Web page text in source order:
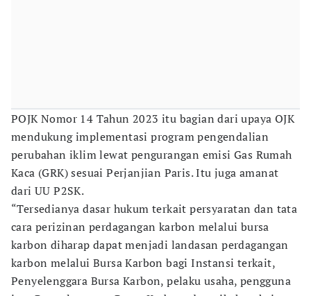
POJK Nomor 14 Tahun 2023 itu bagian dari upaya OJK
mendukung implementasi program pengendalian
perubahan iklim lewat pengurangan emisi Gas Rumah
Kaca (GRK) sesuai Perjanjian Paris. Itu juga amanat
dari UU P2SK.
“Tersedianya dasar hukum terkait persyaratan dan tata
cara perizinan perdagangan karbon melalui bursa
karbon diharap dapat menjadi landasan perdagangan
karbon melalui Bursa Karbon bagi Instansi terkait,
Penyelenggara Bursa Karbon, pelaku usaha, pengguna